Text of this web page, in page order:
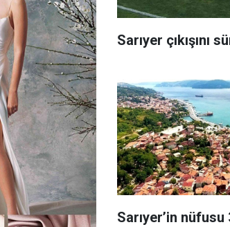
Sarıyer çıkışını
Sarıyer’in nüfusu